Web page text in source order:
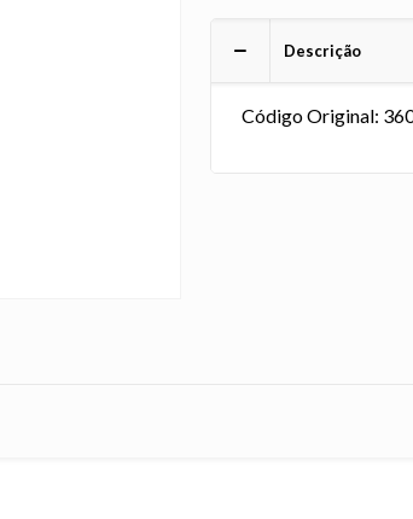
Descrição
Código Original: